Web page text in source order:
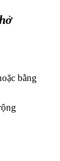
bằng